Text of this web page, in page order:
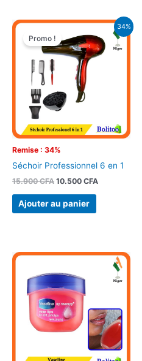
34%
Remise : 34%
Promo !
Séchoir Professionnel 6 en 1
15.900CFA
Le
initial
était :
15.900 CFA.
10.500 CFA
Le
actuel
est :
Ajouter au panier